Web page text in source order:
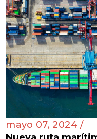
mayo 07, 2024 /